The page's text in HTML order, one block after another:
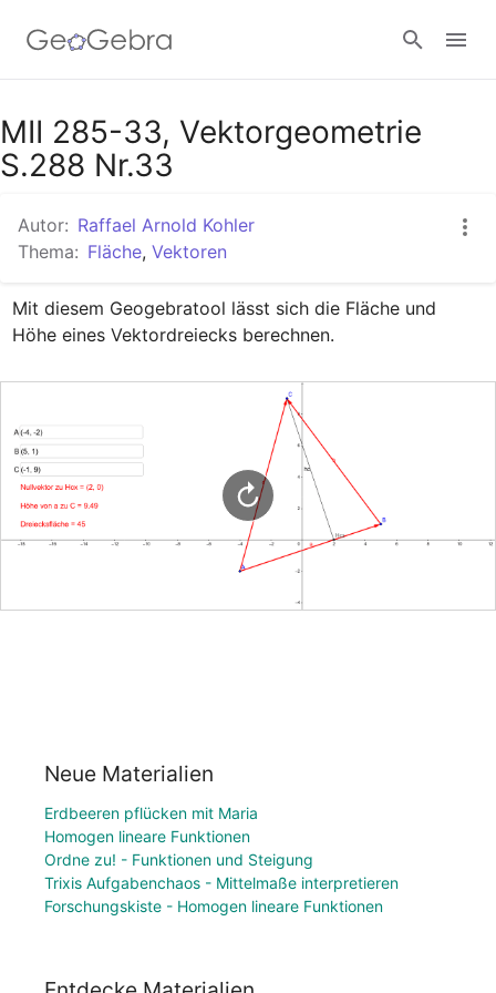
Google Classroom
MII 285-33, Vektorgeometrie
S.288 Nr.33
Autor: Raffael Arnold Kohler
Thema: Fläche, Vektoren
Mit diesem Geogebratool lässt sich die Fläche und
Höhe eines Vektordreiecks berechnen.
Neue Materialien
Erdbeeren pflücken mit Maria
Homogen lineare Funktionen
Ordne zu! - Funktionen und Steigung
Trixis Aufgabenchaos - Mittelmaße interpretieren
Forschungskiste - Homogen lineare Funktionen